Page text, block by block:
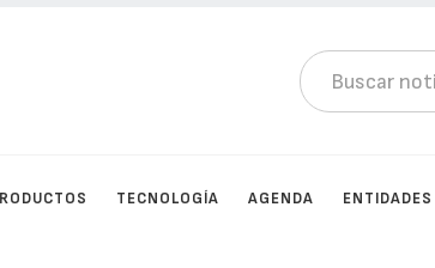
TECNOLOGÍA AGENDA ENTIDADES